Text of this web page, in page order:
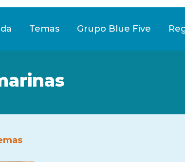
Temas Grupo Blue Five